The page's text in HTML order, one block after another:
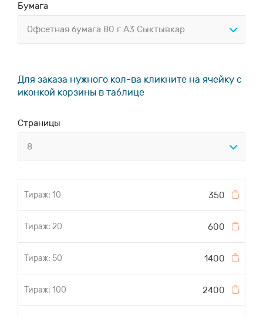
Бумага
Офсетная бумага 80 г А3 Сыктывкар
Для заказа нужного кол-ва кликните на ячейку с
иконкой корзины в таблице
Страницы
8
350
600
1400
2400